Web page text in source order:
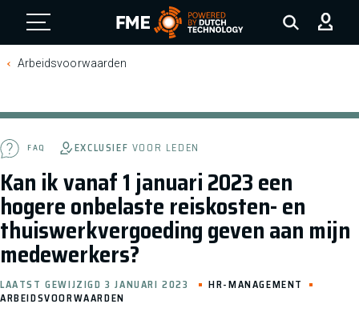
FME Logo, to the homepage
Arbeidsvoorwaarden
Kan ik vanaf 1 januari 2023 een
hogere onbelaste reiskosten- en
thuiswerkvergoeding geven aan mijn
medewerkers?
FAQ EXCLUSIEF VOOR LEDEN
LAATST GEWIJZIGD 3 JANUARI 2023
HR-MANAGEMENT
ARBEIDSVOORWAARDEN